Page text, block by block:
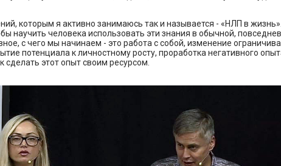
которым я активно занимаюсь так и называется - «НЛП в
научить человека использовать эти знания в обычной,
с чего мы начинаем - это работа с собой, изменение
потенциала к личностному росту, проработка негативного
сделать этот опыт своим ресурсом.